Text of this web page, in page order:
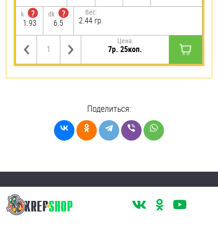
k
?
1.93
dk
?
6.5
Вес:
2.44 гр.
Цена:
7р. 25коп.
Поделиться: